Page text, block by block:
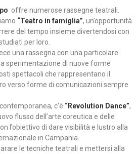
offre numerose rassegne teatrali.
“Teatro in famiglia”, un’opportunità
del tempo insieme divertendosi con
per loro.
una rassegna con una particolare
sperimentazione di nuove forme
spettacoli che rappresentano il
verso forme di comunicazioni sempre
c’è “Revolution Dance”,
flusso dell’arte coreutica e delle
l’obiettivo di dare visibilità e lustro alla
in Campania.
le tecniche teatrali e mettersi alla